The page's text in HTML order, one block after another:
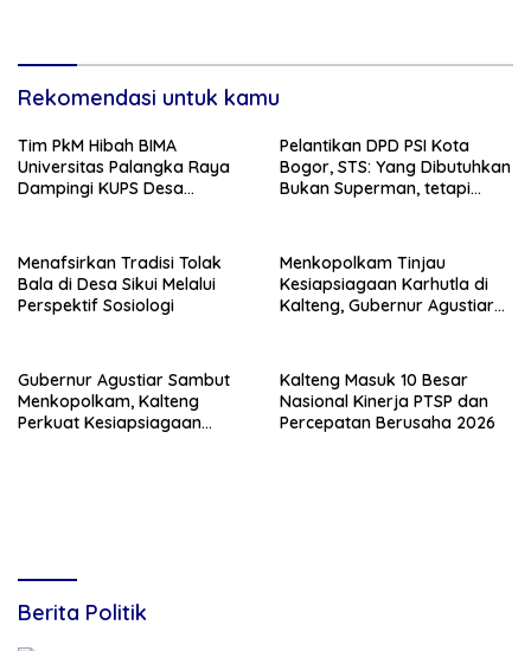
Rekomendasi untuk kamu
Tim PkM Hibah BIMA
Universitas Palangka Raya
Dampingi KUPS Desa
Pelantikan DPD PSI Kota
Bogor, STS: Yang Dibutuhkan
Bukan Superman, tetapi
Menafsirkan Tradisi Tolak
Bala di Desa Sikui Melalui
Perspektif Sosiologi
Menkopolkam Tinjau
Kesiapsiagaan Karhutla di
Kalteng, Gubernur Agustiar
Gubernur Agustiar Sambut
Menkopolkam, Kalteng
Perkuat Kesiapsiagaan
Kalteng Masuk 10 Besar
Nasional Kinerja PTSP dan
Percepatan Berusaha 2026
Berita Politik